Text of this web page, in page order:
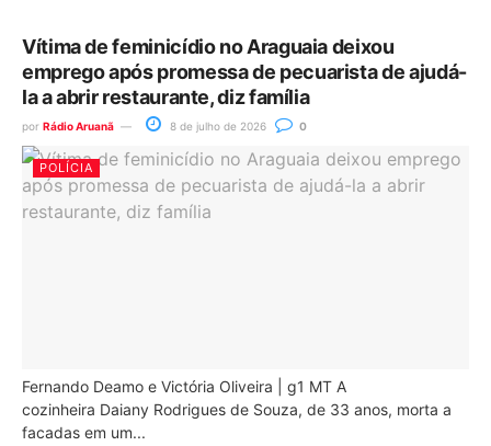
Vítima de feminicídio no Araguaia deixou
emprego após promessa de pecuarista de ajudá-
la a abrir restaurante, diz família
por Rádio Aruanã 8 de julho de 2026 0
POLÍCIA
Fernando Deamo e Victória Oliveira | g1 MT A
cozinheira Daiany Rodrigues de Souza, de 33 anos, morta a
facadas em um...